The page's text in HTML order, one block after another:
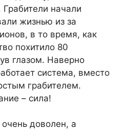
начали
жизнью из за
в то время, как
похитило 80
глазом. Наверно
система, вместо
грабителем.
– сила!
доволен, а